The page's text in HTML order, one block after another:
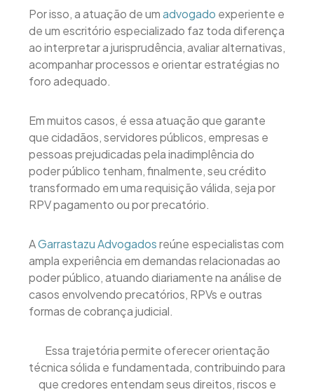
Por isso, a atuação de umadvogado experiente e
de um escritório especializado faz toda diferença
ao interpretar a jurisprudência, avaliar alternativas,
acompanhar processos e orientar estratégias no
foro adequado.
Em muitos casos, é essa atuação que garante
que cidadãos, servidores públicos, empresas e
pessoas prejudicadas pela inadimplência do
poder público tenham, finalmente, seu crédito
transformado em uma requisição válida, seja por
RPV pagamento ou por precatório.
AGarrastazu Advogadosreúne especialistas com
ampla experiência em demandas relacionadas ao
poder público, atuando diariamente na análise de
casos envolvendo precatórios, RPVs e outras
formas de cobrança judicial.
Essa trajetória permite oferecer orientação
técnica sólida e fundamentada, contribuindo para
que credores entendam seus direitos, riscos e